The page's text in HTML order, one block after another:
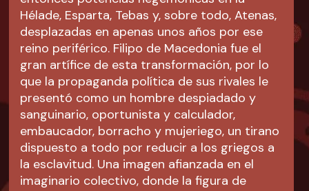
Hélade, Esparta, Tebas y, sobre todo, Atenas,
desplazadas en apenas unos años por ese
reino periférico. Filipo de Macedonia fue el
gran artífice de esta transformación, por lo
que la propaganda política de sus rivales le
presentó como un hombre despiadado y
sanguinario, oportunista y calculador,
embaucador, borracho y mujeriego, un tirano
dispuesto a todo por reducir a los griegos a
la esclavitud. Una imagen afianzada en el
imaginario colectivo, donde la figura de